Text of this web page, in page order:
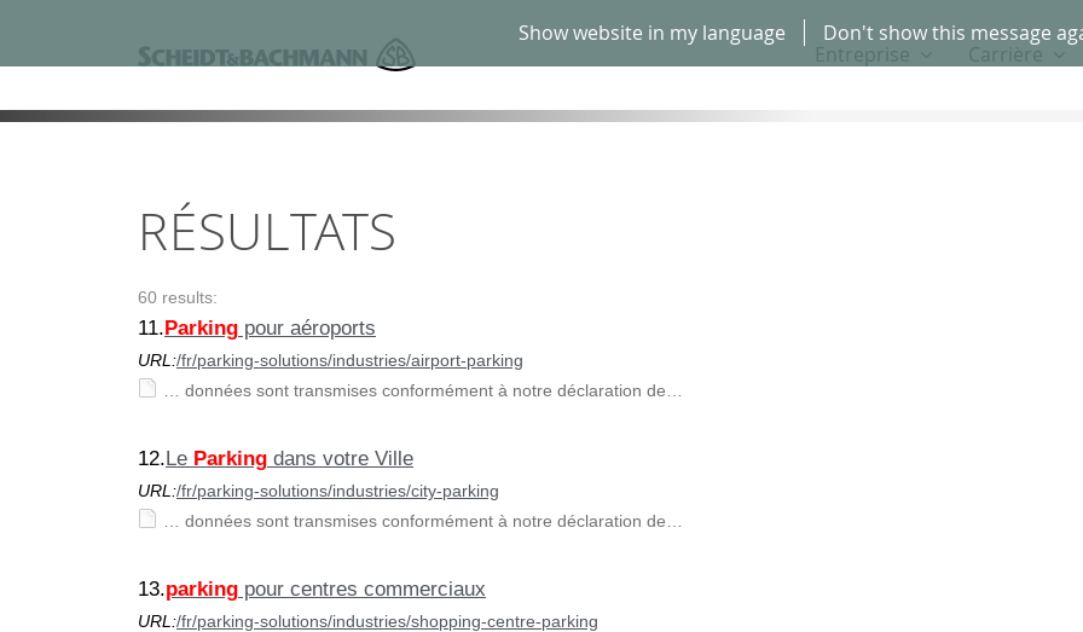
Show website in my language Don't show this message
Entreprise Carrière
RÉSULTATS
60 results:
11.Parking pour aéroports
URL:/fr/parking-solutions/industries/airport-parking
… données sont transmises conformément à notre déclaration de…
12.Le Parking dans votre Ville
URL:/fr/parking-solutions/industries/city-parking
… données sont transmises conformément à notre déclaration de…
13.parking pour centres commerciaux
URL:/fr/parking-solutions/industries/shopping-centre-parking